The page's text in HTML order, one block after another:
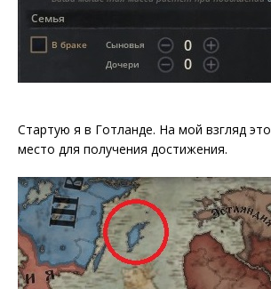
Стартую я в Готланде. На мой взгляд
место для получения достижения.